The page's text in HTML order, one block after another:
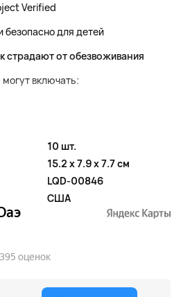
Verified
безопасно для детей
страдают от обезвоживания
включать:
10 шт.
15.2 x 7.9 x 7.7 см
LQD-00846
США